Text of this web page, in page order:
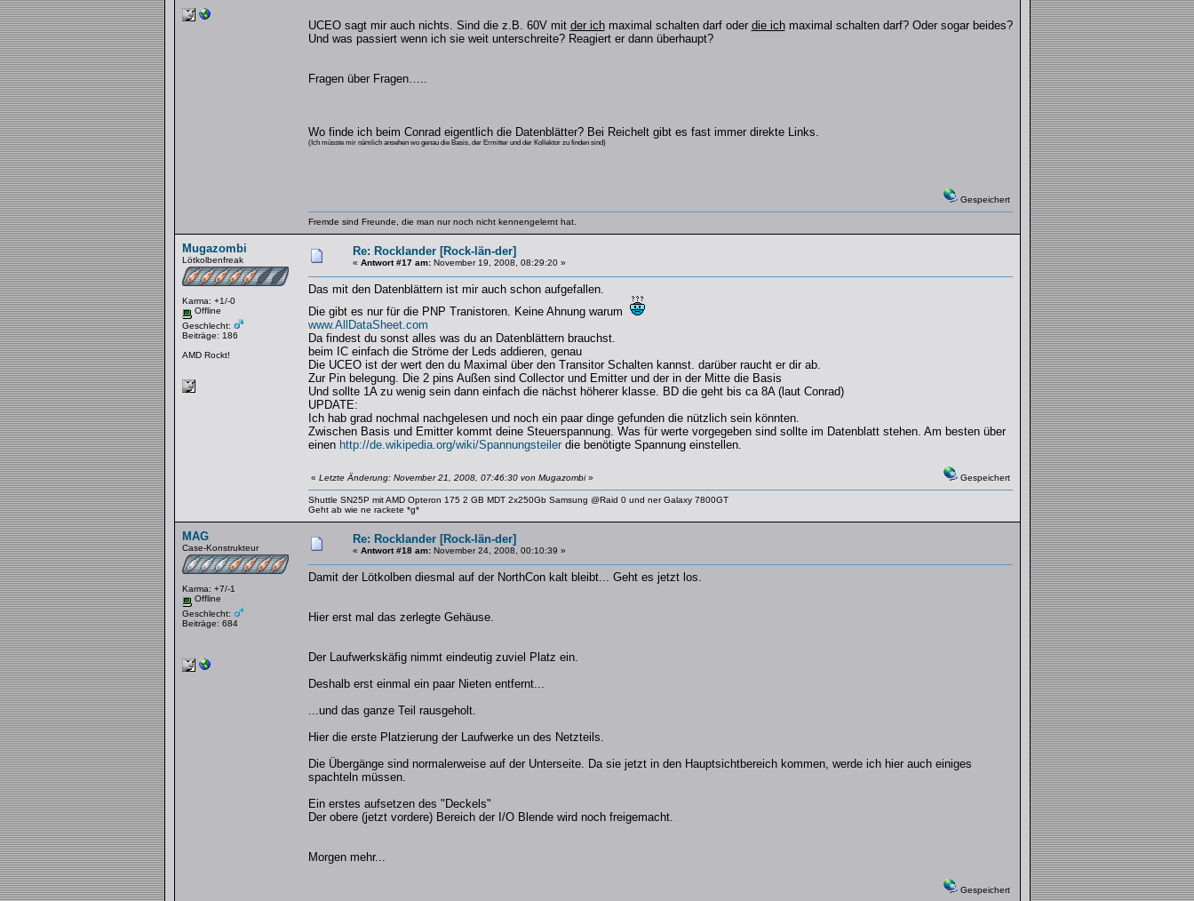
UCEO sagt mir auch nichts. Sind die z.B. 60V mit der ichmaximal schalten darf oder die ichmaximal schalten darf? Oder sogar beides?
Und was passiert wenn ich sie weit unterschreite? Reagiert er dann überhaupt?
Fragen über Fragen…..
Wo finde ich beim Conrad eigentlich die Datenblätter? Bei Reichelt gibt es fast immer direkte Links.
(Ich müsste mir nämlich ansehen wo genau die Basis, der Ermitter und der Kollektor zu finden sind)
Gespeichert
Fremde sind Freunde, die man nur noch nicht kennengelernt hat.
Mugazombi
Lötkolbenfreak
Karma: +1/-0
Offline
Geschlecht:
Beiträge: 186
AMD Rockt!
Re: Rocklander [Rock-län-der]
« Antwort #17 am:November 19, 2008, 08:29:20 »
Das mit den Datenblättern ist mir auch schon aufgefallen.
Die gibt es nur für die PNP Tranistoren. Keine Ahnung warum
www.AllDataSheet.com
Da findest du sonst alles was du an Datenblättern brauchst.
beim IC einfach die Ströme der Leds addieren, genau
Die UCEO ist der wert den du Maximal über den Transitor Schalten kannst. darüber raucht er dir ab.
Zur Pin belegung. Die 2 pins Außen sind Collector und Emitter und der in der Mitte die Basis
Und sollte 1A zu wenig sein dann einfach die nächst höherer klasse. BD die geht bis ca 8A (laut Conrad)
UPDATE:
Ich hab grad nochmal nachgelesen und noch ein paar dinge gefunden die nützlich sein könnten.
Zwischen Basis und Emitter kommt deine Steuerspannung. Was für werte vorgegeben sind sollte im Datenblatt stehen. Am besten über
einen http://de.wikipedia.org/wiki/Spannungsteilerdie benötigte Spannung einstellen.
« Letzte Änderung: November 21, 2008, 07:46:30 von Mugazombi» Gespeichert
Shuttle SN25P mit AMD Opteron 175 2 GB MDT 2x250Gb Samsung @Raid 0 und ner Galaxy 7800GT
Geht ab wie ne rackete *g*
MAG
Case-Konstrukteur
Karma: +7/-1
Offline
Geschlecht:
Beiträge: 684
Re: Rocklander [Rock-län-der]
« Antwort #18 am:November 24, 2008, 00:10:39 »
Damit der Lötkolben diesmal auf der NorthCon kalt bleibt... Geht es jetzt los.
Hier erst mal das zerlegte Gehäuse.
Der Laufwerkskäfig nimmt eindeutig zuviel Platz ein.
Deshalb erst einmal ein paar Nieten entfernt...
...und das ganze Teil rausgeholt.
Hier die erste Platzierung der Laufwerke un des Netzteils.
Die Übergänge sind normalerweise auf der Unterseite. Da sie jetzt in den Hauptsichtbereich kommen, werde ich hier auch einiges
spachteln müssen.
Ein erstes aufsetzen des "Deckels"
Der obere (jetzt vordere) Bereich der I/O Blende wird noch freigemacht.
Morgen mehr...
Gespeichert